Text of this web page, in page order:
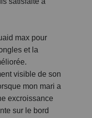
max pour
et la
visible de son
mon mari a
excroissance
sur le bord